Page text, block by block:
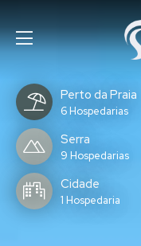
Perto da Praia
6 Hospedarias
Serra
9 Hospedarias
Cidade
1 Hospedaria